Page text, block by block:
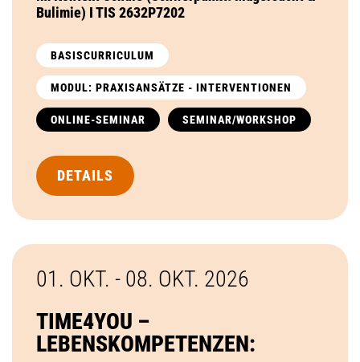
Bulimie) I TIS 2632P7202
BASISCURRICULUM
MODUL: PRAXISANSÄTZE - INTERVENTIONEN
ONLINE-SEMINAR SEMINAR/WORKSHOP
DETAILS
01. OKT. - 08. OKT. 2026
TIME4YOU –
LEBENSKOMPETENZEN: